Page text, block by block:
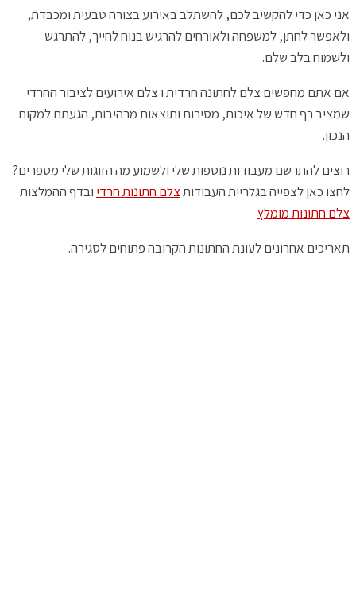
אני כאן כדי להקשיב לכם, להשתלב באירוע בצורה טבעית ומכבדת,
ולאפשר לחתן, למשפחה ולאורחים להרגיש בנוח לחייך, להתרגש
ולשמוח בלב שלם.
אם אתם מחפשים צלם לחתונה חרדית ו צלם אירועים לציבור החרדי
שמציב רף חדש של איכות, מסירות ותוצאות מרהיבות, הגעתם למקום
הנכון.
רוצים להתרשם מעבודות נוספות שלי ולשמוע מה הזוגות שלי מספרים?
לחצו כאן לצפייה בגלריית העבודותצלם חתונות חרדי ובדף ההמלצות
צלם חתונות מומלץ
תאריכים אחרונים לעונת החתונות הקרובה פתוחים לסגירה.